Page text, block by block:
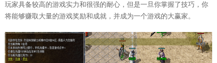
玩家具备较高的游戏实力和很强的耐心，但是一旦你掌握了技巧，你
将能够赚取大量的游戏奖励和成就，并成为一个游戏的大赢家。